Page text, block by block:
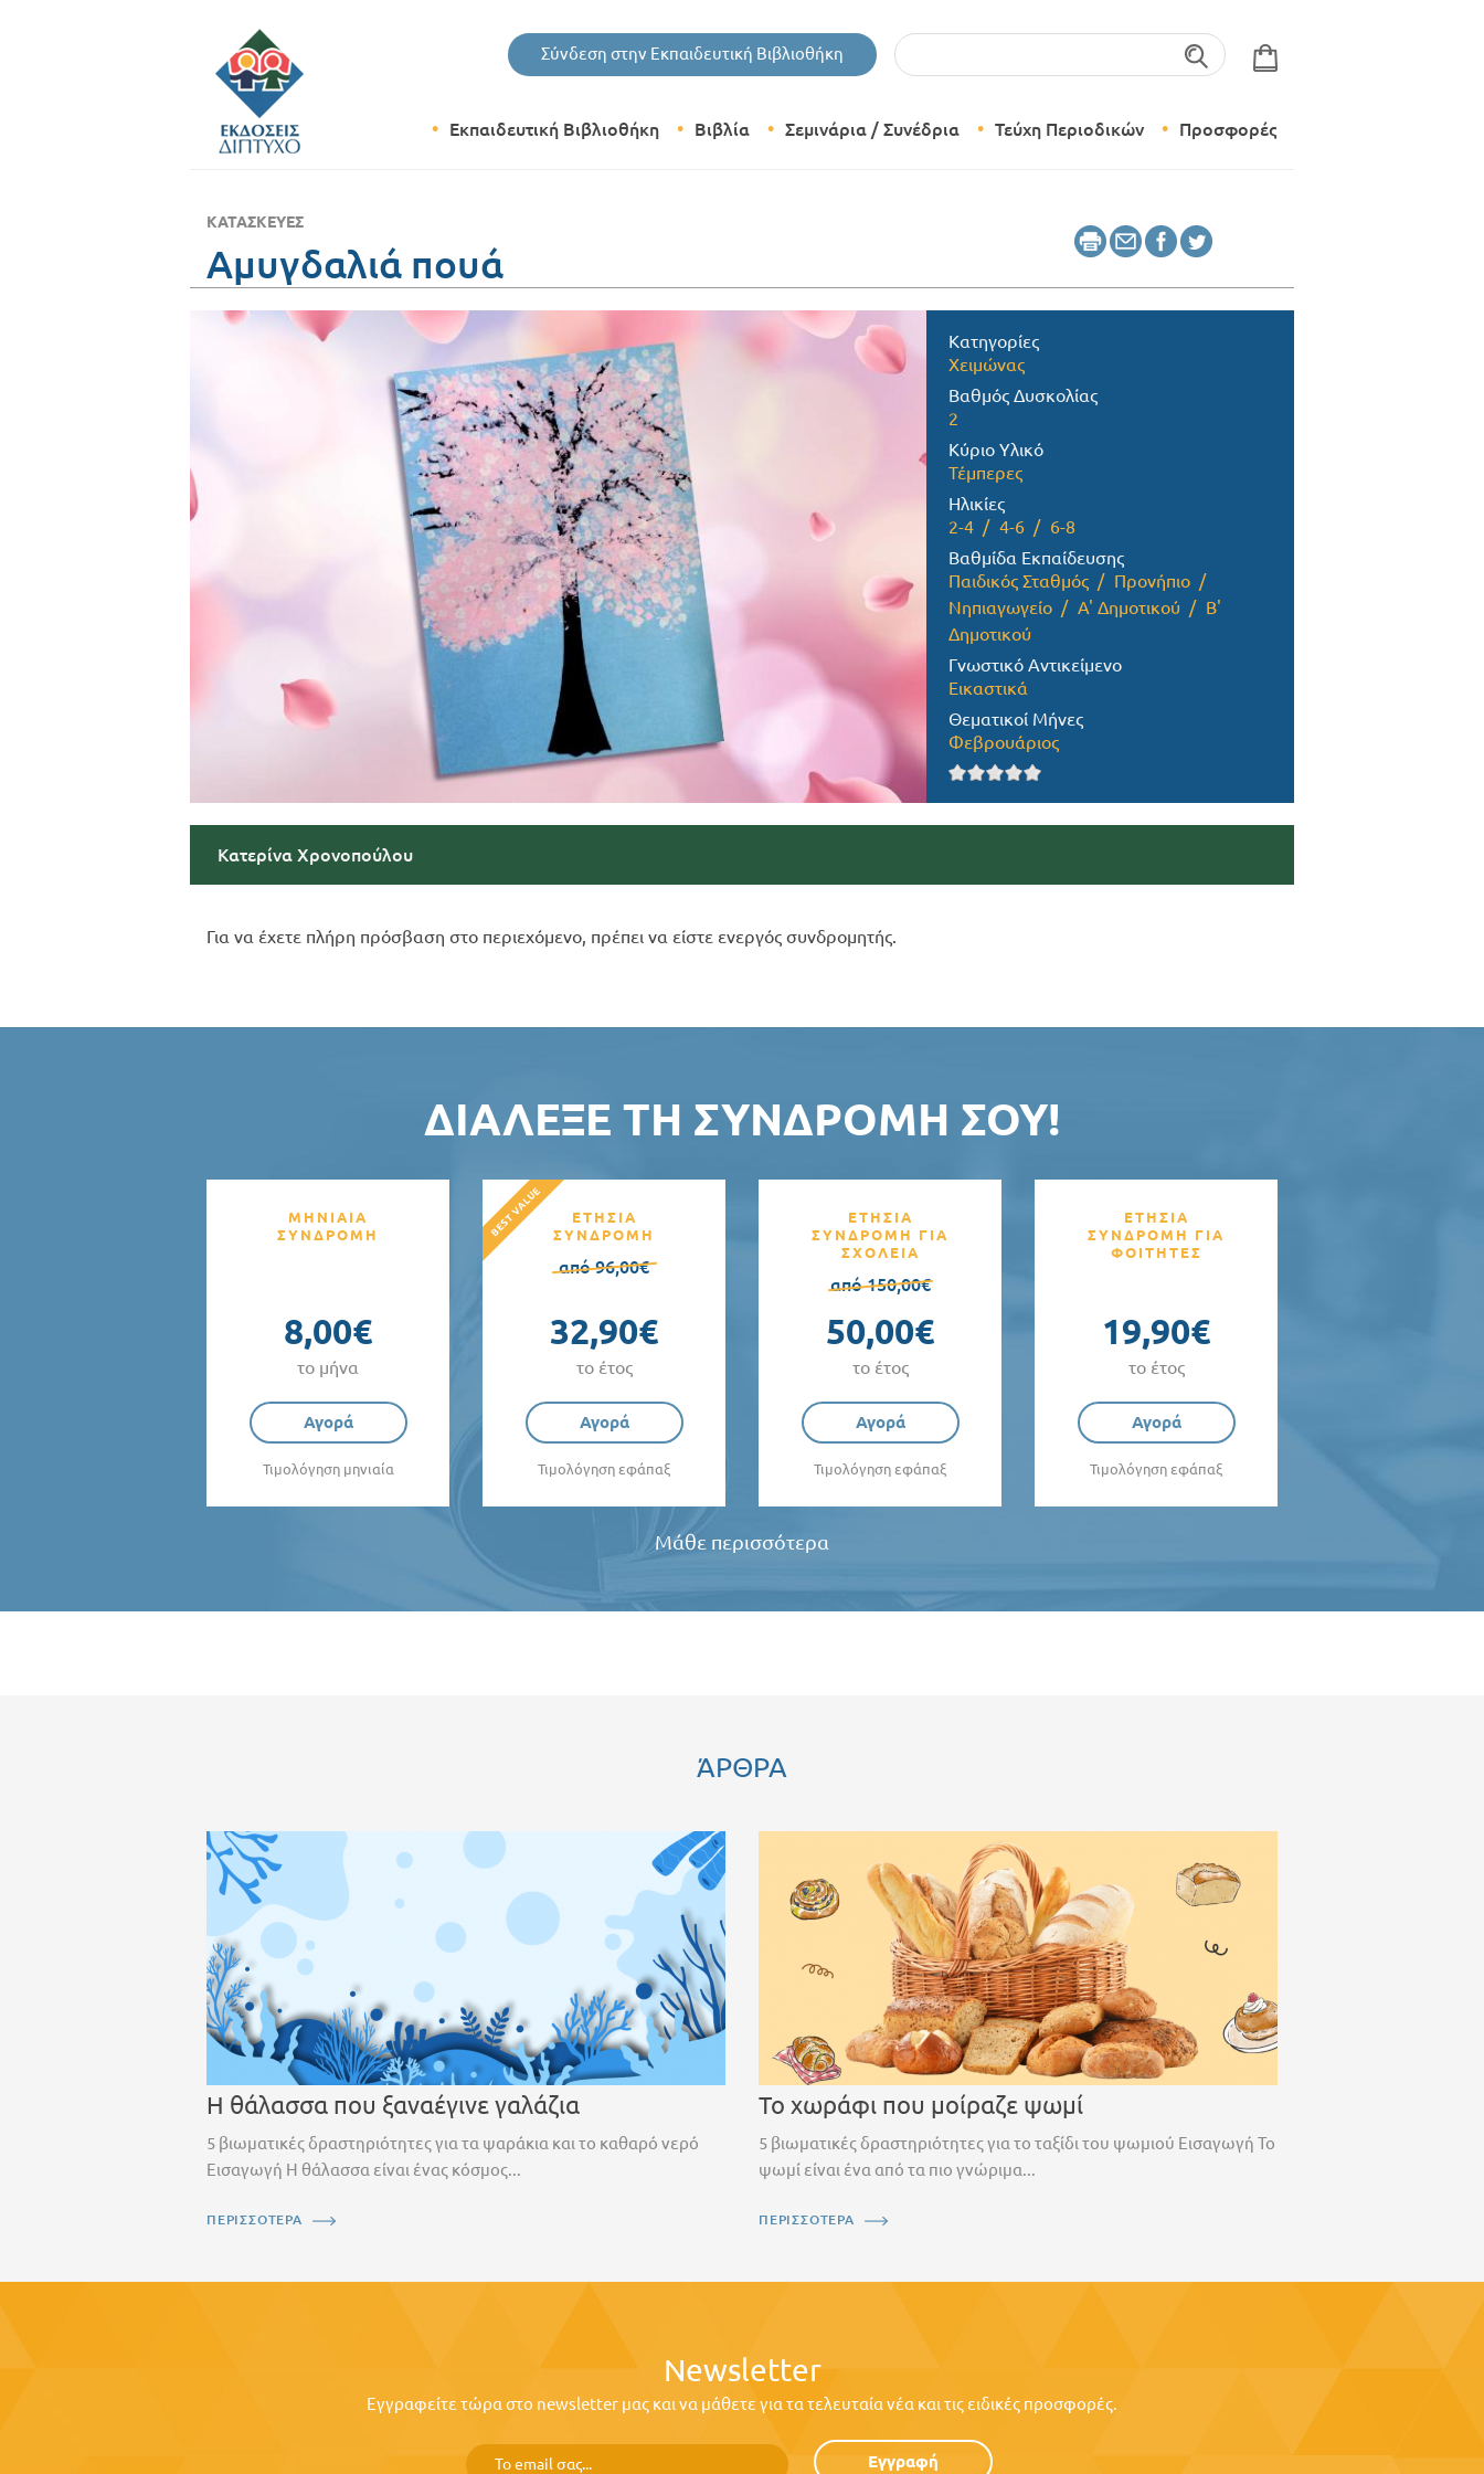
Σύνδεση στην Εκπαιδευτική Βιβλιοθήκη
Εκπαιδευτική Βιβλιοθήκη Βιβλία Σεμινάρια / Συνέδρια Τεύχη Περιοδικών
Δημιουργικό Εργαστήρι
Προσφορές
ΚΑΤΑΣΚΕΥΈΣ
Αμυγδαλιά πουά
Κατηγορίες
Χειμώνας
Βαθμός Δυσκολίας
2
Κύριο Υλικό
Τέμπερες
Ηλικίες
2-4
4-6
6-8
Βαθμίδα Εκπαίδευσης
Παιδικός Σταθμός
Προνήπιο
Νηπιαγωγείο
Α' Δημοτικού
Β'
Δημοτικού
Γνωστικό Αντικείμενο
Εικαστικά
Θεματικοί Μήνες
Φεβρουάριος
Κατερίνα Χρονοπούλου
Για να έχετε πλήρη πρόσβαση στο περιεχόμενο, πρέπει να είστε ενεργός συνδρομητής.
ΔΙΆΛΕΞΕ ΤΗ ΣΥΝΔΡΟΜΉ ΣΟΥ!
ΜΗΝΙΑΙΑ
ΣΥΝΔΡΟΜΗ
8,00€
το μήνα
Αγορά
Τιμολόγηση μηνιαία
ΕΤΗΣΙΑ
ΣΥΝΔΡΟΜΗ
από 96,00€
32,90€
το έτος
Αγορά
Τιμολόγηση εφάπαξ
ΕΤΗΣΙΑ
ΣΥΝΔΡΟΜΗ ΓΙΑ
ΣΧΟΛΕΙΑ
από 150,00€
50,00€
το έτος
Αγορά
Τιμολόγηση εφάπαξ
ΕΤΗΣΙΑ
ΣΥΝΔΡΟΜΗ ΓΙΑ
ΦΟΙΤΗΤΕΣ
19,90€
το έτος
Αγορά
Τιμολόγηση εφάπαξ
Μάθε περισσότερα
ΆΡΘΡΑ
Η θάλασσα που ξαναέγινε γαλάζια
5 βιωματικές δραστηριότητες για τα ψαράκια και το καθαρό νερό
Εισαγωγή Η θάλασσα είναι ένας κόσμος...
ΠΕΡΙΣΣΟΤΕΡΑ
Το χωράφι που μοίραζε ψωμί
5 βιωματικές δραστηριότητες για το ταξίδι του ψωμιού Εισαγωγή Το
ψωμί είναι ένα από τα πιο γνώριμα...
ΠΕΡΙΣΣΟΤΕΡΑ
Newsletter
Εγγραφείτε τώρα στο newsletter μας και να μάθετε για τα τελευταία νέα και τις ειδικές προσφορές.
Εγγραφή